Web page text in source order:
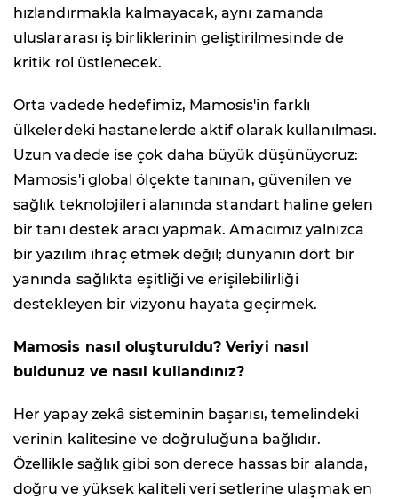
hızlandırmakla kalmayacak, aynı zamanda
uluslararası iş birliklerinin geliştirilmesinde de
kritik rol üstlenecek.
Orta vadede hedefimiz, Mamosis'in farklı
ülkelerdeki hastanelerde aktif olarak kullanılması.
Uzun vadede ise çok daha büyük düşünüyoruz:
Mamosis'i global ölçekte tanınan, güvenilen ve
sağlık teknolojileri alanında standart haline gelen
bir tanı destek aracı yapmak. Amacımız yalnızca
bir yazılım ihraç etmek değil; dünyanın dört bir
yanında sağlıkta eşitliği ve erişilebilirliği
destekleyen bir vizyonu hayata geçirmek.
Mamosis nasıl oluşturuldu? Veriyi nasıl
buldunuz ve nasıl kullandınız?
Her yapay zekâ sisteminin başarısı, temelindeki
verinin kalitesine ve doğruluğuna bağlıdır.
Özellikle sağlık gibi son derece hassas bir alanda,
doğru ve yüksek kaliteli veri setlerine ulaşmak en